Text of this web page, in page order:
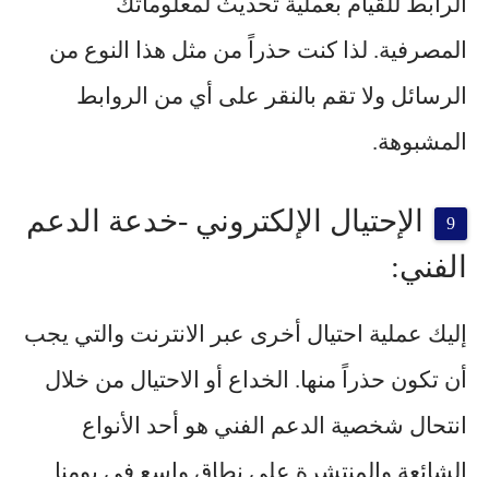
المصرفية. لذا كنت حذراً من مثل هذا النوع من
الرسائل ولا تقم بالنقر على أي من الروابط
المشبوهة.
الإحتيال الإلكتروني -خدعة الدعم
الفني:
إليك عملية احتيال أخرى عبر الانترنت والتي يجب
أن تكون حذراً منها. الخداع أو الاحتيال من خلال
انتحال شخصية الدعم الفني هو أحد الأنواع
الشائعة والمنتشرة على نطاق واسع في يومنا